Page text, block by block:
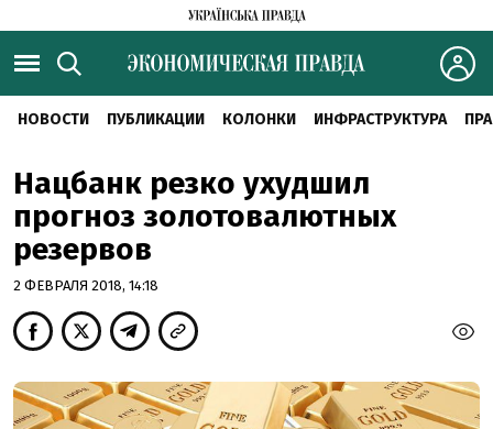
НОВОСТИ ПУБЛИКАЦИИ КОЛОНКИ ИНФРАСТРУКТУРА
Нацбанк резко ухудшил
прогноз золотовалютных
резервов
2 ФЕВРАЛЯ 2018, 14:18